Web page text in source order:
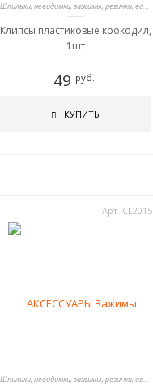
Шпильки, невидимки, зажимы, резинки, валики для причесок
Клипсы пластиковые крокодил,
1шт
49 руб.-
КУПИТЬ
Арт. CL2015
Шпильки, невидимки, зажимы, резинки, валики для причесок